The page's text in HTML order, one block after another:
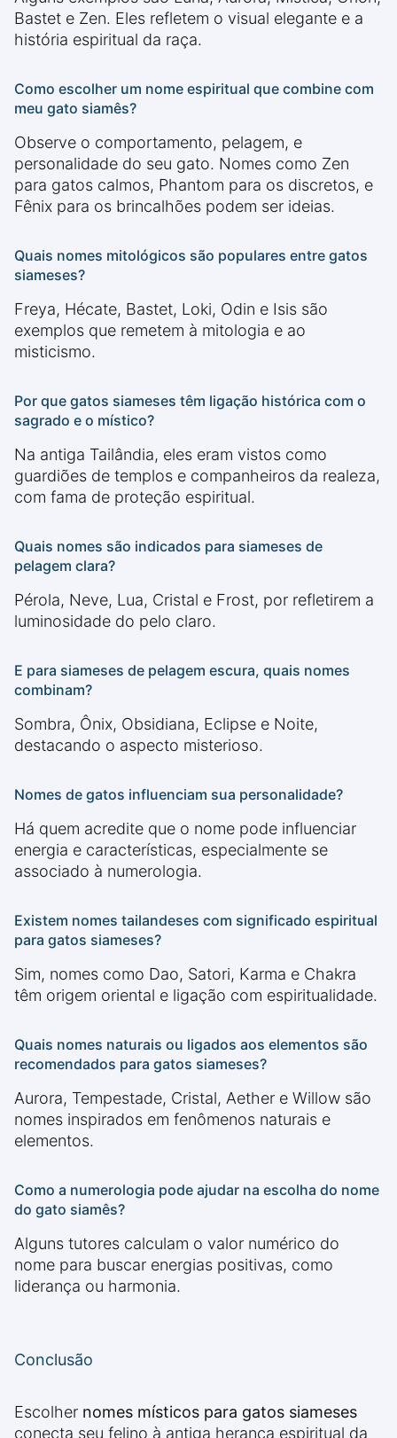
Bastet e Zen. Eles refletem o visual elegante e a
história espiritual da raça.
Como escolher um nome espiritual que combine com
meu gato siamês?
Observe o comportamento, pelagem, e
personalidade do seu gato. Nomes como Zen
para gatos calmos, Phantom para os discretos, e
Fênix para os brincalhões podem ser ideias.
Quais nomes mitológicos são populares entre gatos
siameses?
Freya, Hécate, Bastet, Loki, Odin e Isis são
exemplos que remetem à mitologia e ao
misticismo.
Por que gatos siameses têm ligação histórica com o
sagrado e o místico?
Na antiga Tailândia, eles eram vistos como
guardiões de templos e companheiros da realeza,
com fama de proteção espiritual.
Quais nomes são indicados para siameses de
pelagem clara?
Pérola, Neve, Lua, Cristal e Frost, por refletirem a
luminosidade do pelo claro.
E para siameses de pelagem escura, quais nomes
combinam?
Sombra, Ônix, Obsidiana, Eclipse e Noite,
destacando o aspecto misterioso.
Nomes de gatos influenciam sua personalidade?
Há quem acredite que o nome pode influenciar
energia e características, especialmente se
associado à numerologia.
Existem nomes tailandeses com significado espiritual
para gatos siameses?
Sim, nomes como Dao, Satori, Karma e Chakra
têm origem oriental e ligação com espiritualidade.
Quais nomes naturais ou ligados aos elementos são
recomendados para gatos siameses?
Aurora, Tempestade, Cristal, Aether e Willow são
nomes inspirados em fenômenos naturais e
elementos.
Como a numerologia pode ajudar na escolha do nome
do gato siamês?
Alguns tutores calculam o valor numérico do
nome para buscar energias positivas, como
liderança ou harmonia.
Conclusão
Escolher nomes místicos para gatos siameses
conecta seu felino à antiga herança espiritual da